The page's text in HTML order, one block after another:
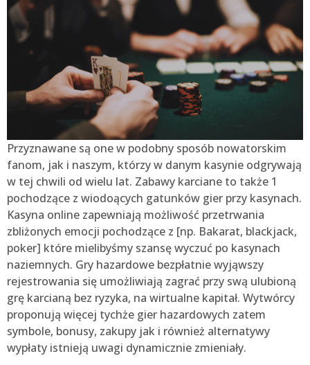
Przyznawane są one w podobny sposób nowatorskim
fanom, jak i naszym, którzy w danym kasynie odgrywają
w tej chwili od wielu lat. Zabawy karciane to także 1
pochodzące z wiodoących gatunków gier przy kasynach.
Kasyna online zapewniają możliwość przetrwania
zbliżonych emocji pochodzące z [np. Bakarat, blackjack,
poker] które mielibyśmy szansę wyczuć po kasynach
naziemnych. Gry hazardowe bezpłatnie wyjąwszy
rejestrowania się umożliwiają zagrać przy swą ulubioną
grę karcianą bez ryzyka, na wirtualne kapitał. Wytwórcy
proponują więcej tychże gier hazardowych zatem
symbole, bonusy, zakupy jak i również alternatywy
wypłaty istnieją uwagi dynamicznie zmieniały.